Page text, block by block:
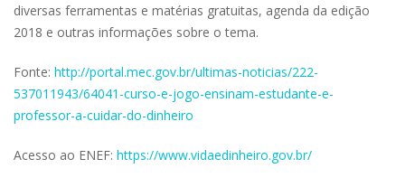
diversas ferramentas e matérias gratuitas, agenda da edição
2018 e outras informações sobre o tema.
Fonte: http://portal.mec.gov.br/ultimas-noticias/222-
537011943/64041-curso-e-jogo-ensinam-estudante-e-
professor-a-cuidar-do-dinheiro
Acesso ao ENEF: https://www.vidaedinheiro.gov.br/